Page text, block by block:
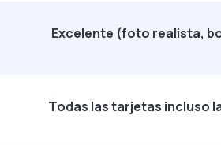
Excelente (foto realista,
Todas las tarjetas incluso